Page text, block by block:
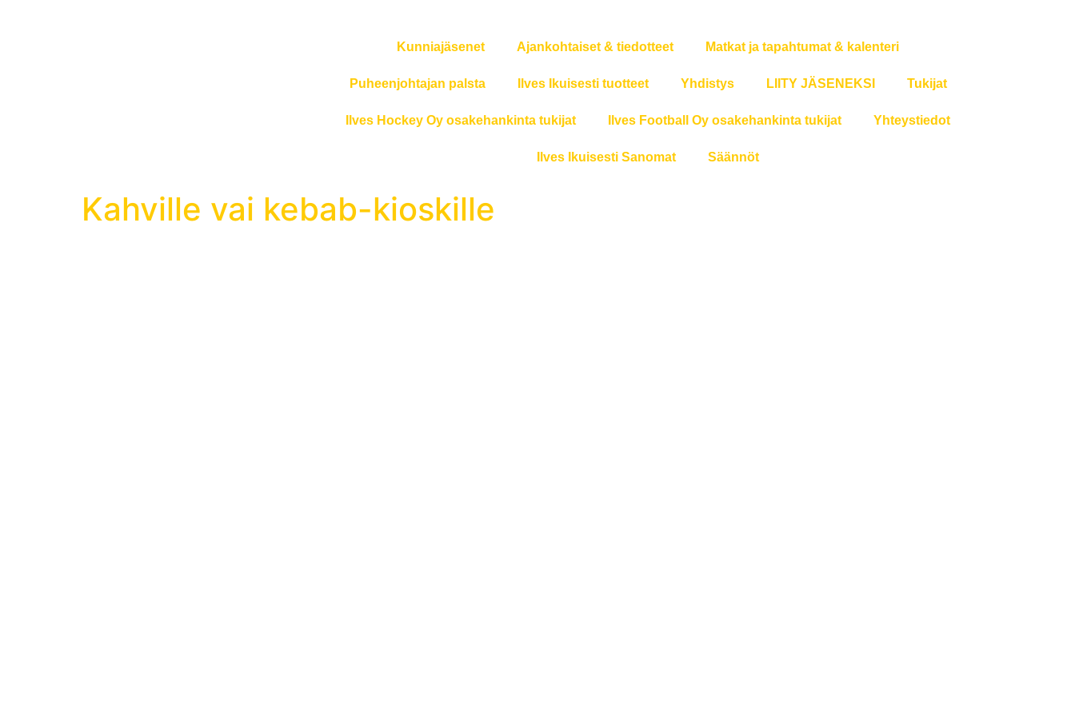
Kunniajäsenet Ajankohtaiset & tiedotteet Matkat ja tapahtumat & kalenteri
Puheenjohtajan palsta Ilves Ikuisesti tuotteet Yhdistys LIITY JÄSENEKSI Tukijat
Ilves Hockey Oy osakehankinta tukijat Ilves Football Oy osakehankinta tukijat Yhteystiedot
Ilves Ikuisesti Sanomat Säännöt
Kahville vai kebab-kioskille